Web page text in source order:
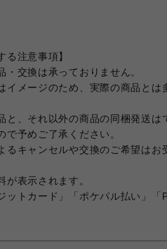
る注意事項】
・交換は承っておりません。
メージのため、実際の商品とは
と、それ以外の商品の同梱発送は
で予めご了承ください。
るキャンセルや交換のご希望はお
が表示されます。
ットカード」「ポケパル払い」